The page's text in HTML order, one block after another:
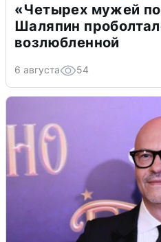
«Четырех мужей
Шаляпин
возлюбленной
6 августа 54